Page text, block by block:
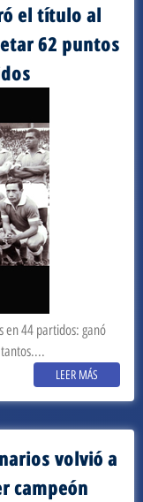
el título al
62 puntos
en 44 partidos: ganó
LEER MÁS
volvió a
campeón